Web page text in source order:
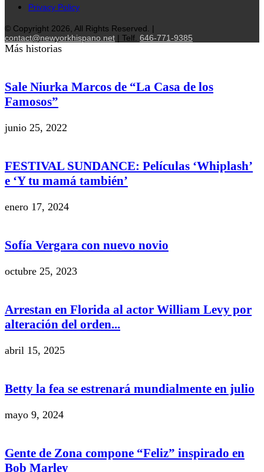
Privacy Policy
© Copyright 2026, All Rights Reserved. |
contact@newyorkhispano.net | Telf. 646-771-9385
Más historias
Sale Niurka Marcos de “La Casa de los
Famosos”
junio 25, 2022
FESTIVAL SUNDANCE: Películas ‘Whiplash’
e ‘Y tu mamá también’
enero 17, 2024
Sofía Vergara con nuevo novio
octubre 25, 2023
Arrestan en Florida al actor William Levy por
alteración del orden...
abril 15, 2025
Betty la fea se estrenará mundialmente en julio
mayo 9, 2024
Gente de Zona compone “Feliz” inspirado en
Bob Marley